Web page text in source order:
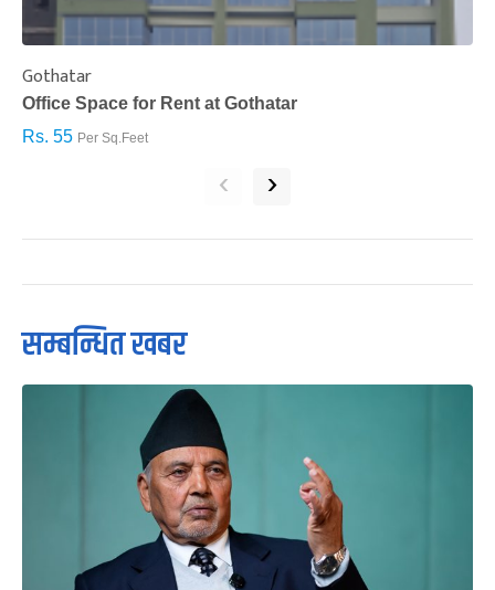
Gothatar
Office Space for Rent at Gothatar
Rs. 55 Per Sq.Feet
‹ ›
सम्बन्धित खबर